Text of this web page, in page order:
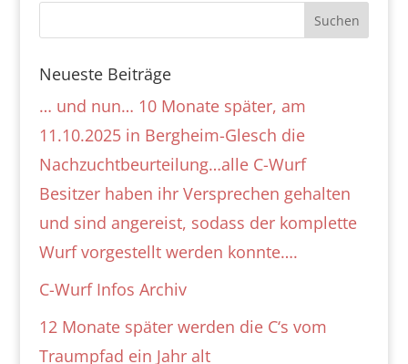
Neueste Beiträge
… und nun… 10 Monate später, am
11.10.2025 in Bergheim-Glesch die
Nachzuchtbeurteilung…alle C-Wurf
Besitzer haben ihr Versprechen gehalten
und sind angereist, sodass der komplette
Wurf vorgestellt werden konnte….
C-Wurf Infos Archiv
12 Monate später werden die C‘s vom
Traumpfad ein Jahr alt